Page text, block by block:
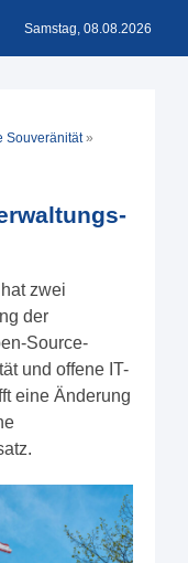
Samstag, 08.08.2026
Souveränität»
zwei
der
Source-
und offene IT-
eine Änderung